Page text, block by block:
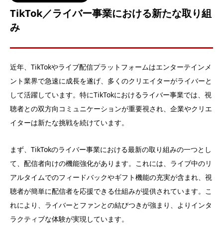
TikTok／ライバー事業における新たな取り組
み
近年、TikTokやライブ配信プラットフォームはエンターテインメ
ント業界で急速に成長を遂げ、多くのクリエイターがライバーと
して活躍しています。特にTikTokにおけるライバー事業では、視
聴者との双方向コミュニケーションが重要視され、企業やクリエ
イターは新たな挑戦を続けています。
まず、TikTokのライバー事業における最新の取り組みの一つとし
て、配信者向けの機能強化があります。これには、ライブ中のリ
アルタイムでのフィードバックやギフト機能の充実が含まれ、視
聴者が簡単に配信者を応援できる仕組みが提供されています。こ
れにより、ライバーとファンとの結びつきが強まり、よりインタ
ラクティブな体験が実現しています。